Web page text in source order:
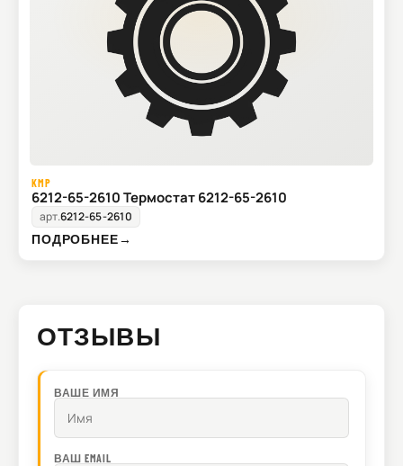
KMP
6212-65-2610 Термостат 6212-65-2610
арт.6212-65-2610
ПОДРОБНЕЕ→
ОТЗЫВЫ
ВАШЕ ИМЯ
ВАШ EMAIL